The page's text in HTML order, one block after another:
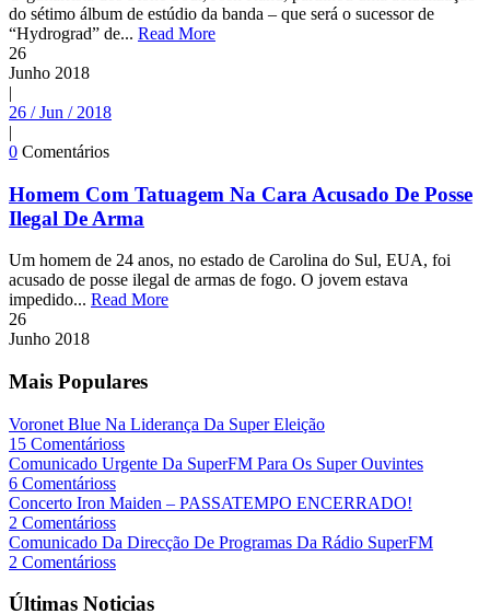
do sétimo álbum de estúdio da banda – que será o sucessor de
“Hydrograd” de... Read More
26
Junho 2018
|
26 / Jun / 2018
|
0 Comentários
Homem Com Tatuagem Na Cara Acusado De Posse
Ilegal De Arma
Um homem de 24 anos, no estado de Carolina do Sul, EUA, foi
acusado de posse ilegal de armas de fogo. O jovem estava
impedido... Read More
26
Junho 2018
Mais Populares
Voronet Blue Na Liderança Da Super Eleição
15 Comentárioss
Comunicado Urgente Da SuperFM Para Os Super Ouvintes
6 Comentárioss
Concerto Iron Maiden – PASSATEMPO ENCERRADO!
2 Comentárioss
Comunicado Da Direcção De Programas Da Rádio SuperFM
2 Comentárioss
Últimas Noticias